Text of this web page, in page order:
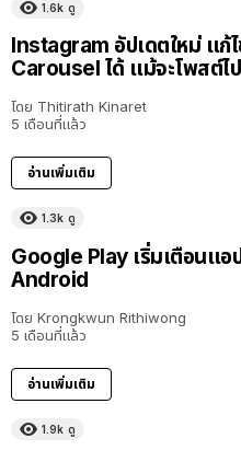
1.6k ดู
Instagram อัปเดตใหม่ แก้ไ
Carousel ได้ แม้จะโพสต์ไ
โดย Thitirath Kinaret
5 เดือนที่แล้ว
อ่านเพิ่มเติม
1.3k ดู
Google Play เริ่มเตือนแ
Android
โดย Krongkwun Rithiwong
5 เดือนที่แล้ว
อ่านเพิ่มเติม
1.9k ดู